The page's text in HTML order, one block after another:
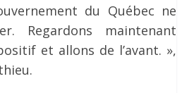
du Québec ne
Regardons maintenant
et allons de l’avant. »,